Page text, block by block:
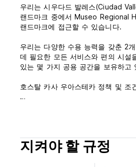
우리는 시우다드 발레스(Ciudad
랜드마크 중에서 Museo Regional
랜드마크에 접근할 수 있습니다.
우리는 다양한 수용 능력을 갖춘 2
데 필요한 모든 서비스와 편의 시설
있는 몇 가지 공용 공간을 보유하고
호스탈 카사 우아스테카 정책 및 조
11시 이전에 체크아웃하세요.
지켜야 할 규정